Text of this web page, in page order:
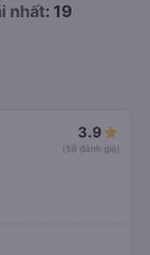
nhất: 19
3.9
(59 đánh giá)